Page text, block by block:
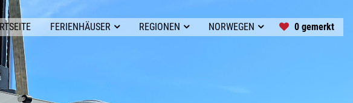
FERIENHÄUSER REGIONEN NORWEGEN 0 gemerkt